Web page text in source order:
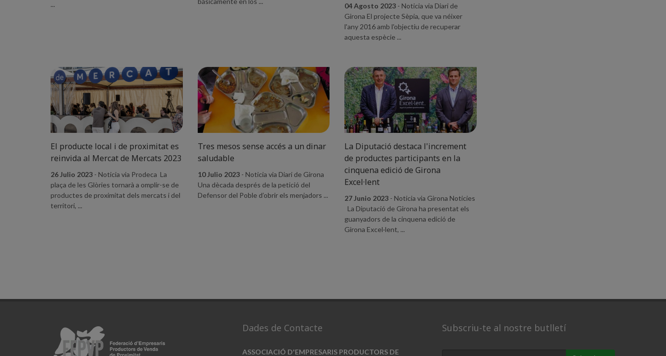
...
04 Agosto 2023 - Noticia via Diari de
Girona El projecte Sèpia, que va néixer
l'any 2016 amb l'objectiu de recuperar
aquesta espècie ...
El producte local i de proximitat es
reinvida al Mercat de Mercats 2023
26 Julio 2023 - Noticia via Prodeca La
plaça de les Glòries tornarà a omplir-se de
productes de proximitat dels mercats i del
territori, ...
Tres mesos sense accés a un dinar
saludable
10 Julio 2023- Noticia via Diari de Girona
Una dècada després de la petició del
Defensor del Poble d’obrir els menjadors ...
La Diputació destaca l'increment
de productes participants en la
cinquena edició de Girona
Excel·lent
27 Junio 2023 - Noticia via Girona Noticies
La Diputació de Girona ha presentat els
guanyadors de la cinquena edició de
Girona Excel·lent, ...
Dades de Contacte
ASSOCIACIÓ D'EMPRESARIS PRODUCTORS DE
Subscriu-te al nostre butlletí